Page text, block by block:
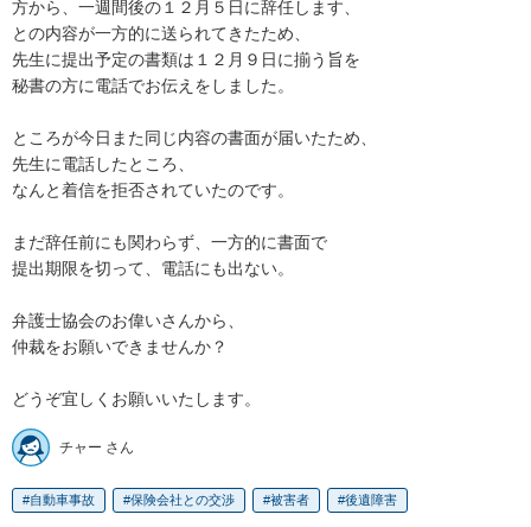
方から、一週間後の１２月５日に辞任します、
との内容が一方的に送られてきたため、
先生に提出予定の書類は１２月９日に揃う旨を
秘書の方に電話でお伝えをしました。
ところが今日また同じ内容の書面が届いたため、
先生に電話したところ、
なんと着信を拒否されていたのです。
まだ辞任前にも関わらず、一方的に書面で
提出期限を切って、電話にも出ない。
弁護士協会のお偉いさんから、
仲裁をお願いできませんか？
どうぞ宜しくお願いいたします。
チャー さん
自動車事故 保険会社との交渉 被害者 後遺障害